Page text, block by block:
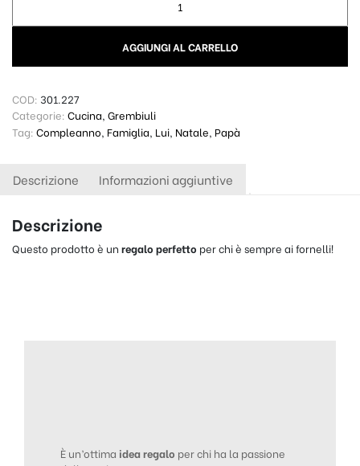
AGGIUNGI AL CARRELLO
COD: 301.227
Categorie: Cucina, Grembiuli
Tag: Compleanno Famiglia Lui Natale Papà
Descrizione Informazioni aggiuntive
Descrizione
Questo prodotto è un regalo perfetto per chi è sempre ai fornelli!
È un’ottima idea regalo per chi ha la passione